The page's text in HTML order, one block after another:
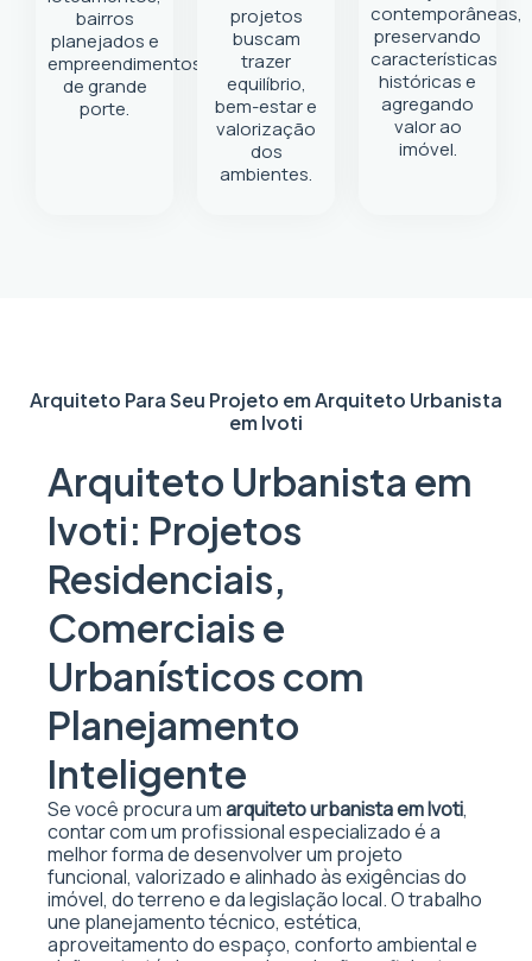
bairros
planejados e
empreendimentos
de grande
porte.
projetos
buscam
trazer
equilíbrio,
bem-estar e
valorização
dos
ambientes.
contemporâneas,
preservando
características
históricas e
agregando
valor ao
imóvel.
Arquiteto Para Seu Projeto emArquiteto Urbanista
em Ivoti
Arquiteto Urbanista em
Ivoti: Projetos
Residenciais,
Comerciais e
Urbanísticos com
Planejamento
Inteligente
Se você procura umarquiteto urbanista em Ivoti,
contar com um profissional especializado é a
melhor forma de desenvolver um projeto
funcional, valorizado e alinhado às exigências do
imóvel, do terreno e da legislação local. O trabalho
une planejamento técnico, estética,
aproveitamento do espaço, conforto ambiental e